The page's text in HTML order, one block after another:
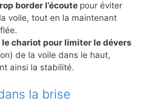
border l’écoute pour éviter
voile, tout en la maintenant
le chariot pour limiter le dévers
de la voile dans le haut,
ainsi la stabilité.
la brise